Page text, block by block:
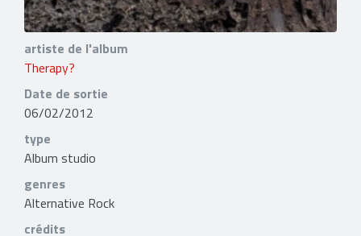
artiste de l'album
Therapy?
Date de sortie
06/02/2012
type
Album studio
genres
Alternative Rock
crédits